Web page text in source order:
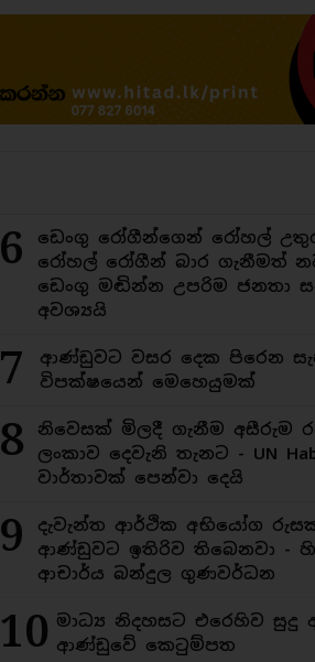
6
ඩෙංගු රෝගීන්ගෙන් රෝහල්
රෝහල් රෝගීන් බාර ගැනීමත්
ඩෙංගු මඬින්න උපරිම ජනතා
අවශ්‍යයි
7
ආණ්ඩුවට වසර දෙක පිරෙන
විපක්ෂයෙන් මෙහෙයුමක්
8
නිවෙසක් මිලදී ගැනීම අසීරුම
ලංකාව දෙවැනි තැනට - UN
වාර්තාවක් පෙන්වා දෙයි
9
දැවැන්ත ආර්ථික අභියෝග
ආණ්ඩුවට ඉතිරිව තිබෙනවා -
ආචාර්ය බන්දුල ගුණවර්ධන
10 මාධ්‍ය නිදහසට එරෙහිව සුදු
ආණ්ඩුවේ කෙටුම්පත